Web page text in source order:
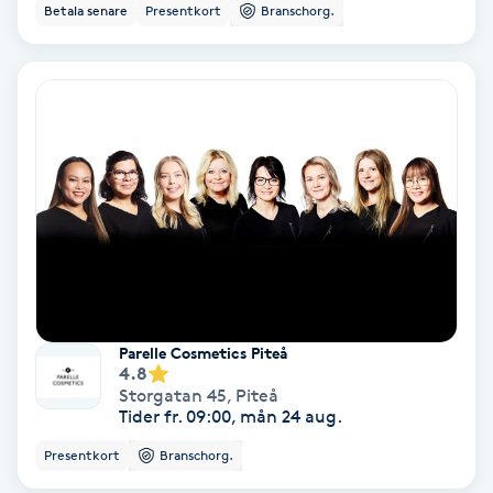
Cryoterapi
Dermapen
Diamantslipning
Extensions
Betala senare Presentkort Branschorg.
Parelle Cosmetics Piteå
4.8
Storgatan 45, Piteå
Tider fr. 09:00, mån 24 aug.
Presentkort Branschorg.